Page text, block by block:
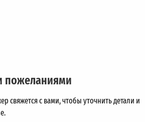
пожеланиями
свяжется с вами, чтобы уточнить детали и